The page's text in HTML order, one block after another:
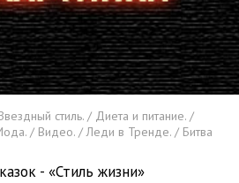
стиль. / Диета и питание. /
/ Видео. / Леди в Тренде. / Битва
- «Стиль жизни»